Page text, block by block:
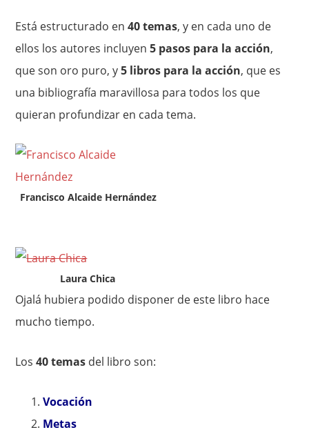
Está estructurado en40 temas, y en cada uno de
ellos los autores incluyen5 pasos para la acción,
que son oro puro, y5 libros para la acción, que es
una bibliografía maravillosa para todos los que
quieran profundizar en cada tema.
Francisco Alcaide Hernández
Laura Chica
Ojalá hubiera podido disponer de este libro hace
mucho tiempo.
Los40 temas del libro son:
Vocación
Metas